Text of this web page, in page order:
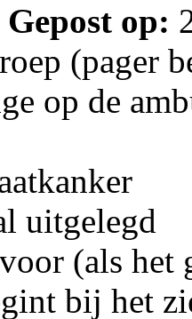
op:
(pager
op de
uitgelegd
(als het
bij het